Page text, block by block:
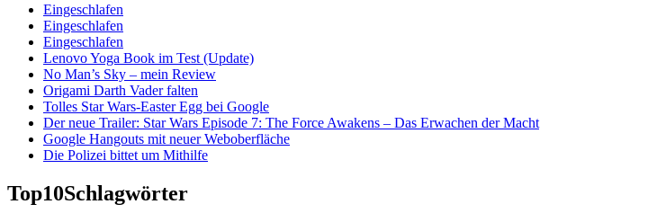
Eingeschlafen
Eingeschlafen
Eingeschlafen
Lenovo Yoga Book im Test (Update)
No Man’s Sky – mein Review
Origami Darth Vader falten
Tolles Star Wars-Easter Egg bei Google
Der neue Trailer: Star Wars Episode 7: The Force Awakens – Das Erwachen der Macht
Google Hangouts mit neuer Weboberfläche
Die Polizei bittet um Mithilfe
Top10Schlagwörter